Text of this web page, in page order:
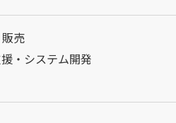
売
・システム開発